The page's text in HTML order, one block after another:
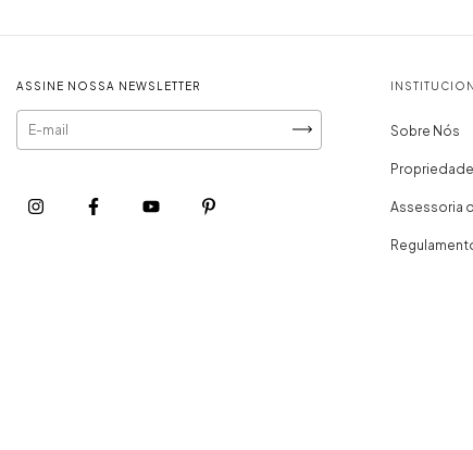
ASSINE NOSSA NEWSLETTER
Sobre Nós
Assessoria